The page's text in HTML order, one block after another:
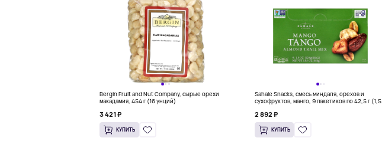
Bergin Fruit and Nut Company, сырые орехи
макадамия, 454 г (16 унций)
3 421 ₽
КУПИТЬ
Sahale Snacks, смесь миндаля, орехов и
сухофруктов, манго, 9 пакетиков по 42,5 г (1,5
2 892 ₽
КУПИТЬ